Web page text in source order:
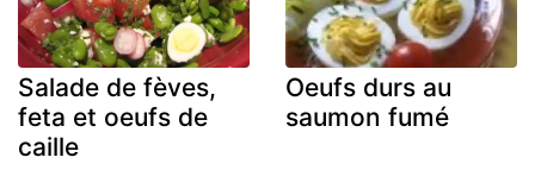
Salade de fèves,
feta et oeufs de
caille
Oeufs durs au
saumon fumé